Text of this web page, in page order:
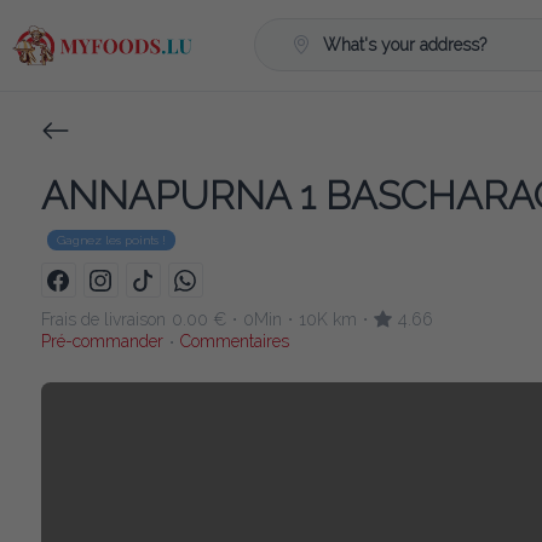
What's your address?
ANNAPURNA 1
Gagnez les points !
Frais de livraison 0.00 € • 0Min • 10K km •
4.66
Pré-commander • Commentaires